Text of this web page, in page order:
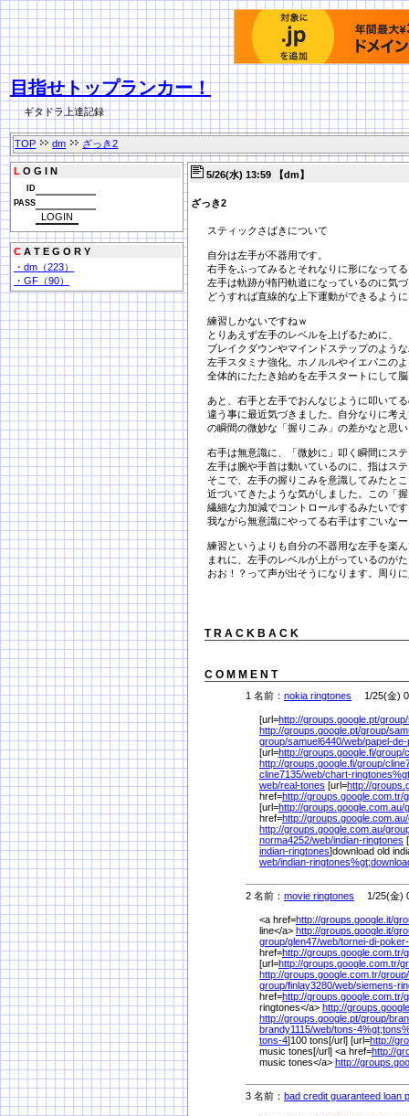
目指せトップランカー！
ギタドラ上達記録
TOP dm ざっき2
L O G I N
ID
PASS
C A T E G O R Y
・dm（223）
・GF（90）
5/26(水) 13:59 【dm】
ざっき2
スティックさばきについて
自分は左手が不器用です。
右手をふってみるとそれなりに形になって
左手は軌跡が楕円軌道になっているのに気
どうすれば直線的な上下運動ができるよう
練習しかないですねｗ
とりあえず左手のレベルを上げるために、
ブレイクダウンやマインドステップのよう
左手スタミナ強化。ホノルルやイエパニの
全体的にたたき始めを左手スタートにして
あと、右手と左手でおんなじように叩いて
違う事に最近気づきました。自分なりに考
の瞬間の微妙な「握りこみ」の差かなと思
右手は無意識に、「微妙に」叩く瞬間にス
左手は腕や手首は動いているのに、指はス
そこで、左手の握りこみを意識してみたと
近づいてきたような気がしました。この「
繊細な力加減でコントロールするみたいで
我ながら無意識にやってる右手はすごいな
練習というよりも自分の不器用な左手を楽
まれに、左手のレベルが上がっているのが
おお！？って声が出そうになります。周り
T R A C K B A C K
C O M M E N T
1 名前： nokia ringtones 1/25(金)
[url=http://groups.google.pt/group/
http://groups.google.pt/group/
group/samuel6440/web/papel-
[url=http://groups.google.fi/group/
http://groups.google.fi/group/
cline7135/web/chart-ringtones%
web/real-tones [url=http://
href=http://groups.google.com.tr/
[url=http://groups.google.com.au/
href=http://groups.google.com.au/
http://groups.google.com.au/
norma4252/web/indian-ringtones
indian-ringtones]download old
web/indian-ringtones%
2 名前： movie ringtones 1/25(金)
<a href=http://groups.google.it/
line</a> http://groups.google.it/
group/glen47/web/tornei-di-
href=http://groups.google.com.tr/
[url=http://groups.google.com.tr/
http://groups.google.com.tr/group/
group/finlay3280/web/siemens-
href=http://groups.google.com.tr/
ringtones</a> http://
http://groups.google.pt/group/
brandy1115/web/tons-4%
tons-4]100 tons[/url] [url=http://
music tones[/url] <a href=http://
music tones</a> http://
3 名前： bad credit guaranteed loan